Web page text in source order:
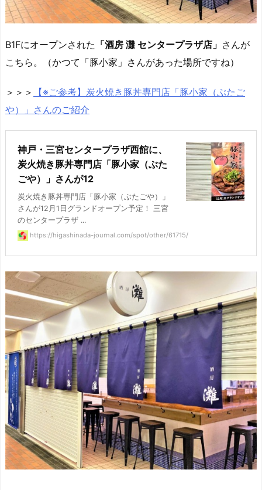
B1Fにオープンされた 「酒房 灘 センタープラザ店」 さんが
こちら。（かつて「豚小家」さんがあった場所ですね）
＞＞＞ 【※ご参考】 炭火焼き豚丼専門店「豚小家（ぶたご
や）」さんのご紹介
神戸・三宮センタープラザ西館に、
炭火焼き豚丼専門店「豚小家（ぶた
ごや）」さんが12
炭火焼き豚丼専門店「豚小家（ぶたごや）」
さんが12月1日グランドオープン予定！ 三宮
のセンタープラザ ...
https://higashinada-journal.com/spot/other/61715/